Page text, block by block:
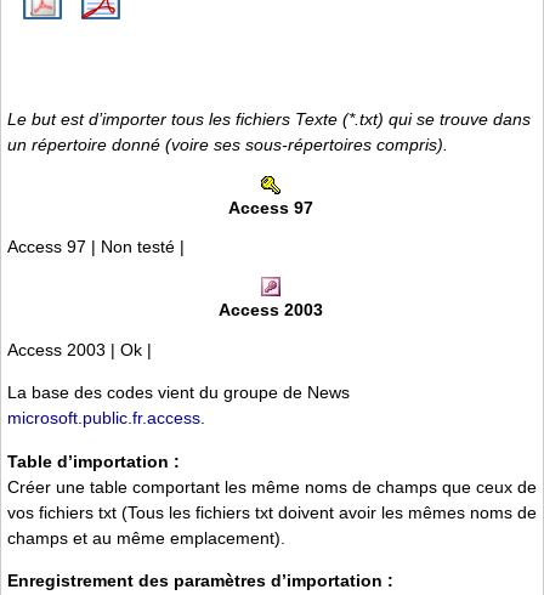
Le but est d’importer tous les fichiers Texte (*.txt) qui se trouve dans
un répertoire donné (voire ses sous-répertoires compris).
Access 97
Access 97 | Non testé |
Access 2003
Access 2003 | Ok |
La base des codes vient du groupe de News
microsoft.public.fr.access.
Table d’importation :
Créer une table comportant les même noms de champs que ceux de
vos fichiers txt (Tous les fichiers txt doivent avoir les mêmes noms de
champs et au même emplacement).
Enregistrement des paramètres d’importation :